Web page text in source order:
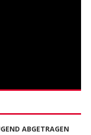
ABGETRAGEN